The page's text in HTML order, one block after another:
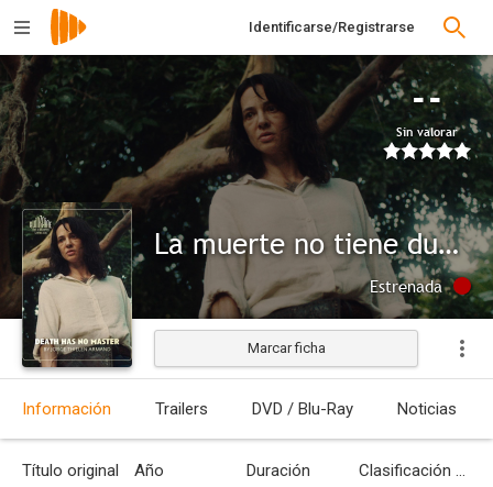
Identificarse/Registrarse
--
Sin valorar
La muerte no tiene dueño
Estrenada
Marcar ficha
Información Trailers DVD / Blu-Ray Noticias
Título original Año Duración Clasificación por edades